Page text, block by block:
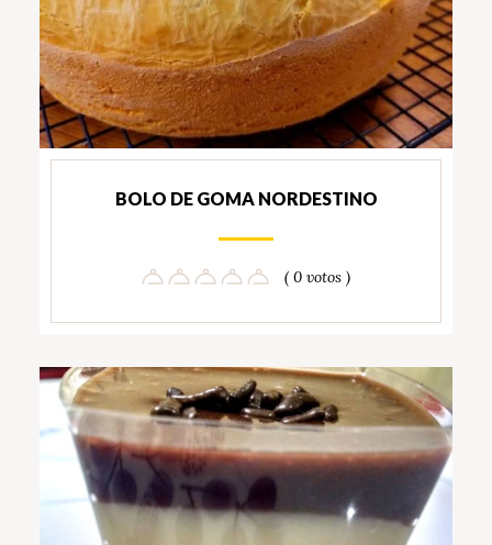
BOLO DE GOMA NORDESTINO
( 0 votos )